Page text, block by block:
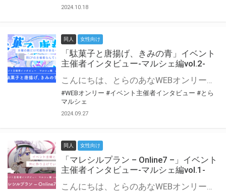
2024.10.18
同人 女性向け
「駄菓子と唐揚げ、きみの青」イベント
主催者インタビュー-マルシェ編vol.2-
こんにちは、とらのあなWEBオンリー運営スタッフです。 新たにお届けする、イベント主催者インタビュー-マルシェ編-は、 とらのあなWEBオンリー「マルシェ」をご利用の主催様に 「マルシェ」を使ってイベントを開催した感想や心がけをお聞きする企画です。 今回は、WEBオンリー初開催「駄菓子と唐揚げ、きみの青」より、 主催のぎこ六屋様にお話を伺いました。 協力：ぎこ六屋様／イベント公式Twitter（@krkgwks） とらのあなWEBオンリー「マルシェ」とは？ WEBオンリーでリアルタイムでコミュニケーションがとれるオンライン会場です。
#WEBオンリー #イベント主催者インタビュー #とら
マルシェ
2024.09.27
同人 女性向け
「マレシルプラン – Online7 –」イベント
主催者インタビュー-マルシェ編vol.1-
こんにちは、とらのあなWEBオンリー運営スタッフです。 新たにお届けする、イベント主催者インタビュー-マルシェ編-は、 とらのあなWEBオンリー「マルシェ」をご利用した主催様に 「マルシェ」を使って開催した感想や心がけをお聞きする企画です。 今回は、WEBオンリー開催7回目迎えた「マレシルプラン – Online7 –」より、 主催の玉川うた様にお話を伺いました。 ▼マレシルプランのインタビュー前回記事 「イベント主催者インタビュー vol.6」はこちら 協力：玉川うた様（マレシルプラン実行委員会 代表）／イベント公式Twitter（@mallesil_plan） とらのあなWEBオンリー「マルシェ」とは？ WEBオンリーでリアルタイムでコミュニケーションがとれるオンライン会場です。